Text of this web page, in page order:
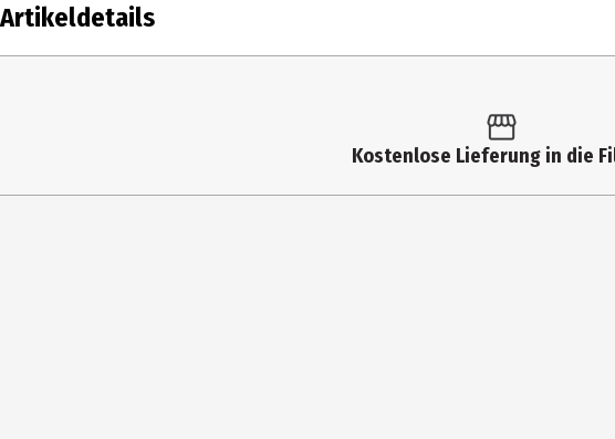
Artikeldetails
Schulranzen
Kostenlose Lieferung in die